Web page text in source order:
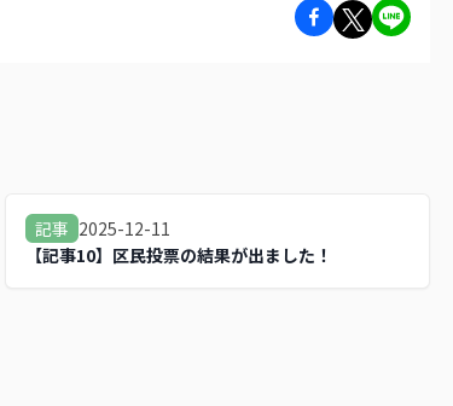
記事 2025-12-11
【記事10】区民投票の結果が出ました！